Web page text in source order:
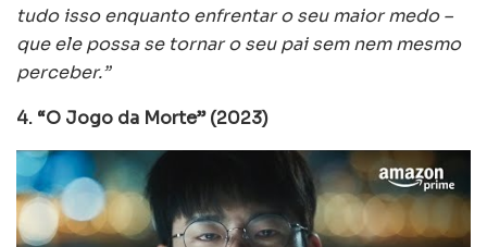
tudo isso enquanto enfrentar o seu maior medo –
que ele possa se tornar o seu pai sem nem mesmo
perceber.”
4. “O Jogo da Morte” (2023)